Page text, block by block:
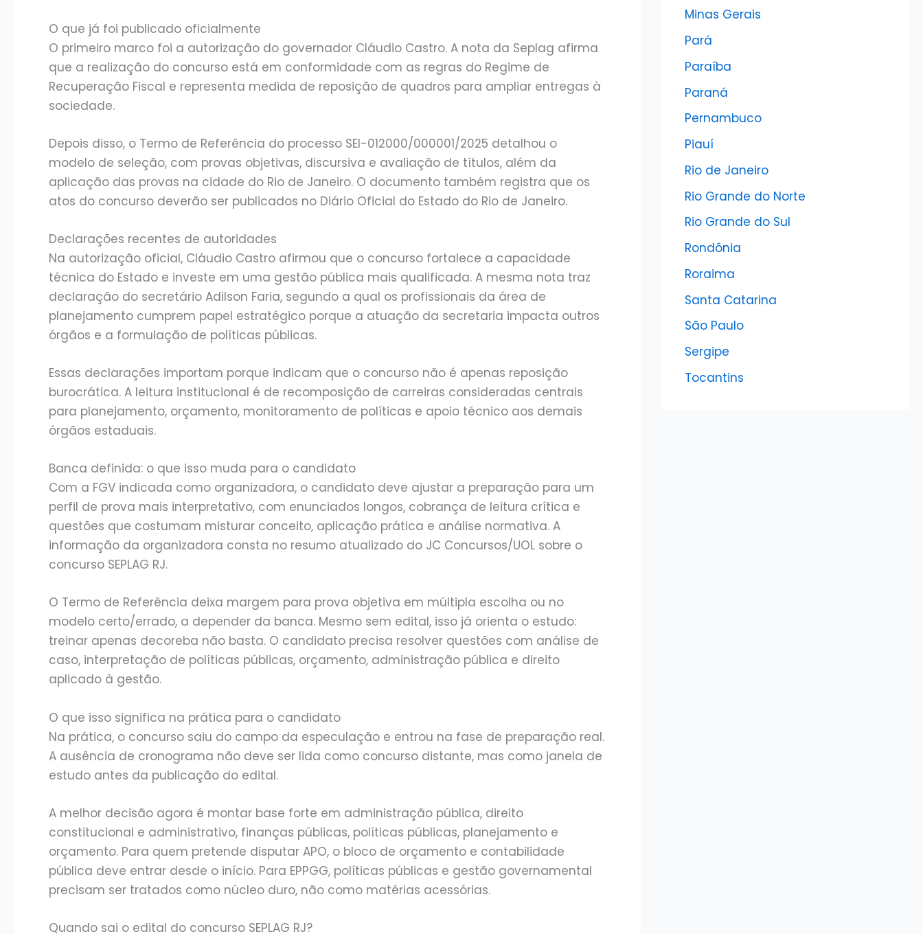
O que já foi publicado oficialmente
O primeiro marco foi a autorização do governador Cláudio Castro. A nota da Seplag afirma
que a realização do concurso está em conformidade com as regras do Regime de
Recuperação Fiscal e representa medida de reposição de quadros para ampliar entregas à
sociedade.
Depois disso, o Termo de Referência do processo SEI-012000/000001/2025 detalhou o
modelo de seleção, com provas objetivas, discursiva e avaliação de títulos, além da
aplicação das provas na cidade do Rio de Janeiro. O documento também registra que os
atos do concurso deverão ser publicados no Diário Oficial do Estado do Rio de Janeiro.
Declarações recentes de autoridades
Na autorização oficial, Cláudio Castro afirmou que o concurso fortalece a capacidade
técnica do Estado e investe em uma gestão pública mais qualificada. A mesma nota traz
declaração do secretário Adilson Faria, segundo a qual os profissionais da área de
planejamento cumprem papel estratégico porque a atuação da secretaria impacta outros
órgãos e a formulação de políticas públicas.
Essas declarações importam porque indicam que o concurso não é apenas reposição
burocrática. A leitura institucional é de recomposição de carreiras consideradas centrais
para planejamento, orçamento, monitoramento de políticas e apoio técnico aos demais
órgãos estaduais.
Banca definida: o que isso muda para o candidato
Com a FGV indicada como organizadora, o candidato deve ajustar a preparação para um
perfil de prova mais interpretativo, com enunciados longos, cobrança de leitura crítica e
questões que costumam misturar conceito, aplicação prática e análise normativa. A
informação da organizadora consta no resumo atualizado do JC Concursos/UOL sobre o
concurso SEPLAG RJ.
O Termo de Referência deixa margem para prova objetiva em múltipla escolha ou no
modelo certo/errado, a depender da banca. Mesmo sem edital, isso já orienta o estudo:
treinar apenas decoreba não basta. O candidato precisa resolver questões com análise de
caso, interpretação de políticas públicas, orçamento, administração pública e direito
aplicado à gestão.
O que isso significa na prática para o candidato
Na prática, o concurso saiu do campo da especulação e entrou na fase de preparação real.
A ausência de cronograma não deve ser lida como concurso distante, mas como janela de
estudo antes da publicação do edital.
A melhor decisão agora é montar base forte em administração pública, direito
constitucional e administrativo, finanças públicas, políticas públicas, planejamento e
orçamento. Para quem pretende disputar APO, o bloco de orçamento e contabilidade
pública deve entrar desde o início. Para EPPGG, políticas públicas e gestão governamental
precisam ser tratados como núcleo duro, não como matérias acessórias.
Quando sai o edital do concurso SEPLAG RJ?
Minas Gerais
Pará
Paraíba
Paraná
Pernambuco
Piauí
Rio de Janeiro
Rio Grande do Norte
Rio Grande do Sul
Rondônia
Roraima
Santa Catarina
São Paulo
Sergipe
Tocantins